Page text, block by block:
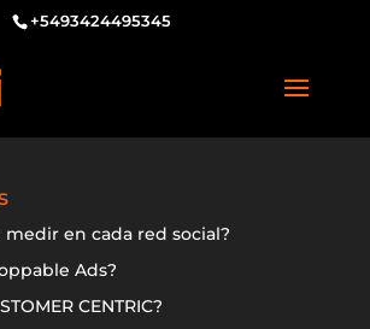
+5493424495345
medir en cada red social?
Ads?
CENTRIC?